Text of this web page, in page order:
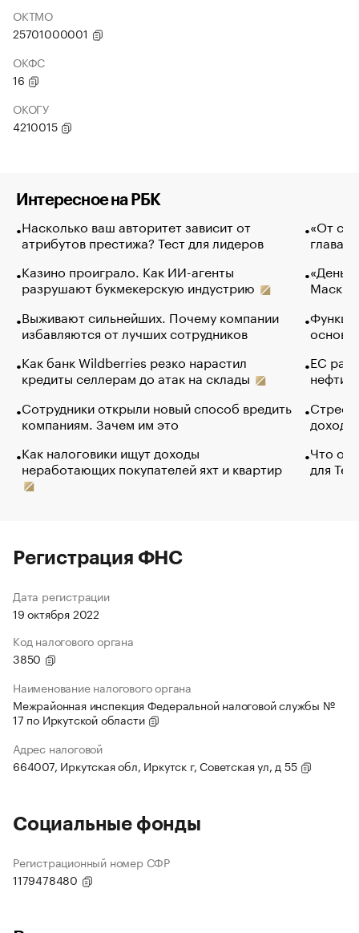
ОКТМО
25701000001
ОКФС
16
ОКОГУ
4210015
Интересное на РБК
Насколько ваш авторитет зависит от
атрибутов престижа? Тест для лидеров
Казино проиграло. Как ИИ-агенты
разрушают букмекерскую индустрию
Выживают сильнейших. Почему компании
избавляются от лучших сотрудников
Как банк Wildberries резко нарастил
кредиты селлерам до атак на склады
Сотрудники открыли новый способ вредить
компаниям. Зачем им это
Как налоговики ищут доходы
неработающих покупателей яхт и квартир
«От
глава
Маск в
основ
ЕС
нефти
Что
для
Регистрация ФНС
Дата регистрации
19 октября 2022
Код налогового органа
3850
Наименование налогового органа
Межрайонная инспекция Федеральной налоговой службы №
17 по Иркутской области
Адрес налоговой
664007, Иркутская обл, Иркутск г, Советская ул, д 55
Социальные фонды
Регистрационный номер СФР
1179478480